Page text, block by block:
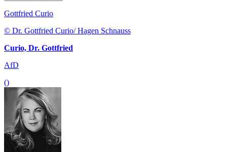
Gottfried Curio
© Dr. Gottfried Curio/ Hagen Schnauss
Curio, Dr. Gottfried
AfD
()